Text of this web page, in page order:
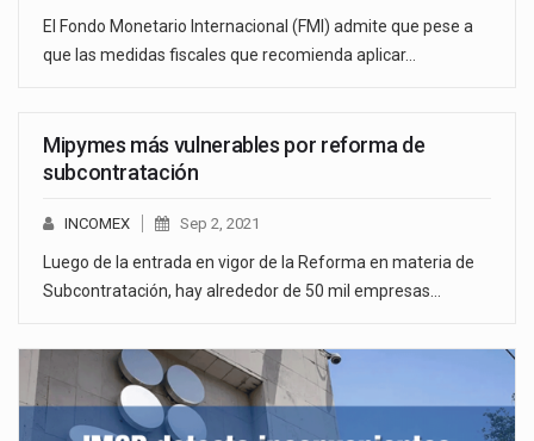
El Fondo Monetario Internacional (FMI) admite que pese a
que las medidas fiscales que recomienda aplicar…
Mipymes más vulnerables por reforma de
subcontratación
INCOMEX Sep 2, 2021
Luego de la entrada en vigor de la Reforma en materia de
Subcontratación, hay alrededor de 50 mil empresas…